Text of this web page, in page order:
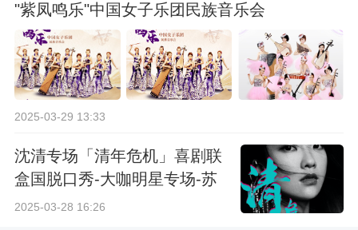
"紫凤鸣乐"中国女子乐团民族音乐会
2025-03-29 13:33
沈清专场「清年危机」喜剧联
盒国脱口秀-大咖明星专场-苏
州站
2025-03-28 16:26